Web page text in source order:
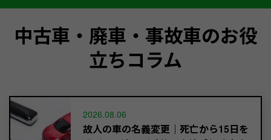
中古車・廃車・事故車のお役
立ちコラム
2026.08.06
故人の車の名義変更｜死亡から15日を